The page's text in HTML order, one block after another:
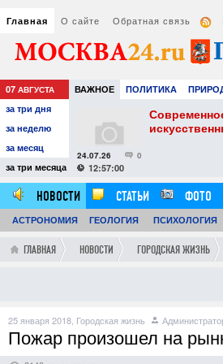
Главная О сайте Обратная связь
07 АВГУСТА ВАЖНОЕ ПОЛИТИКА
РАЗВЛЕЧЕНИЯ И ОТДЫХ
за три дня
за неделю
за месяц
за три месяца
и
0
24.07.26
12:57:00
НОВОСТИ СТАТЬИ ФОТО
АСТРОНОМИЯ ГЕОЛОГИЯ ПСИХОЛОГИЯ
ГЛАВНАЯ НОВОСТИ ГОРОДСКАЯ ЖИЗНЬ
25 января 2018, Городская жизнь
Пожар произошел на